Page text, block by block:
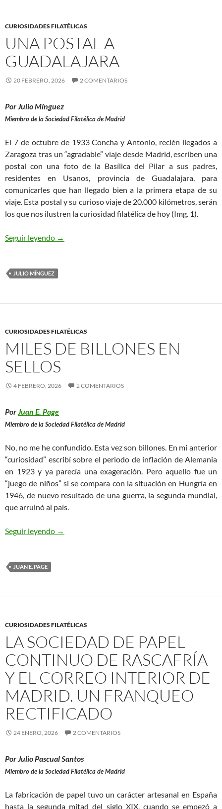
CURIOSIDADES FILATÉLICAS
UNA POSTAL A
GUADALAJARA
20 FEBRERO, 2026 2 COMENTARIOS
Por Julio Mínguez
Miembro de la Sociedad Filatélica de Madrid
El 7 de octubre de 1933 Concha y Antonio, recién llegados a
Zaragoza tras un “agradable” viaje desde Madrid, escriben una
postal con una foto de la Basílica del Pilar a sus padres,
residentes en Usanos, provincia de Guadalajara, para
comunicarles que han llegado bien a la primera etapa de su
viaje. Esta postal y su curioso viaje de 20.000 kilómetros, serán
los que nos ilustren la curiosidad filatélica de hoy (Img. 1).
Seguir leyendo Una postal a Guadalajara
→
JULIO MÍNGUEZ
CURIOSIDADES FILATÉLICAS
MILES DE BILLONES EN
SELLOS
4 FEBRERO, 2026 2 COMENTARIOS
PorJuan E. Page
Miembro de la Sociedad Filatélica de Madrid
No, no me he confundido. Esta vez son billones. En mi anterior
“curiosidad” escribí sobre el periodo de inflación de Alemania
en 1923 y ya parecía una exageración. Pero aquello fue un
“juego de niños” si se compara con la situación en Hungría en
1946, de nuevo resultado de una guerra, la segunda mundial,
que arruinó al país.
Seguir leyendo Miles de Billones en Sellos
→
JUAN E. PAGE
CURIOSIDADES FILATÉLICAS
LA SOCIEDAD DE PAPEL
CONTINUO DE RASCAFRÍA
Y EL CORREO INTERIOR DE
MADRID. UN FRANQUEO
RECTIFICADO
24 ENERO, 2026 2 COMENTARIOS
Por Julio Pascual Santos
Miembro de la Sociedad Filatélica de Madrid
La fabricación de papel tuvo un carácter artesanal en España
hasta la segunda mitad del siglo XIX, cuando se empezó a